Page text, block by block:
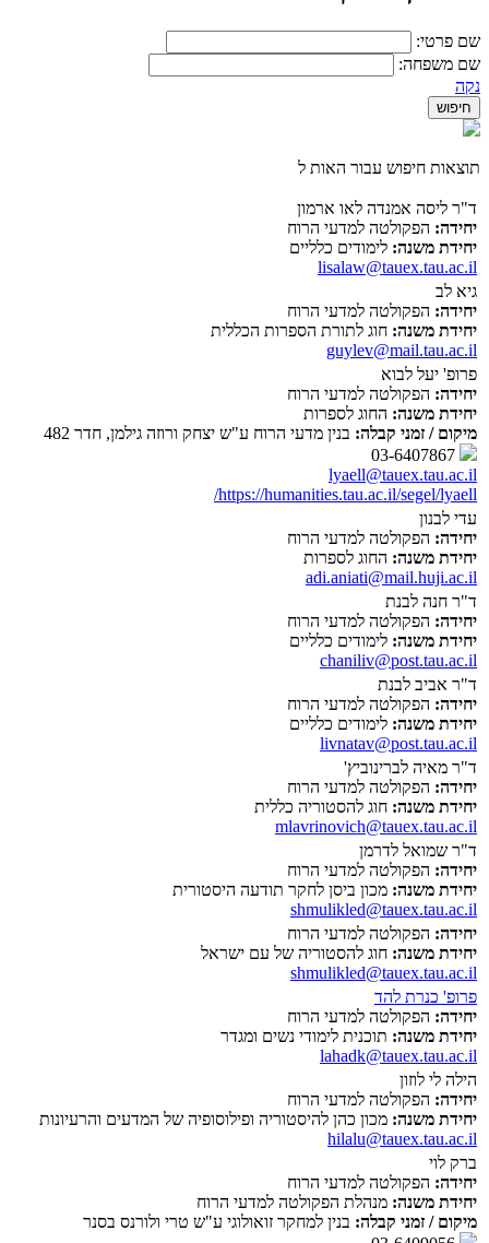
שם פרטי:
שם משפחה:
נקה
תוצאות חיפוש עבור האות ל
ד"ר ליסה אמנדה לאו ארמון
יחידה: הפקולטה למדעי הרוח
יחידת משנה: לימודים כלליים
lisalaw@tauex.tau.ac.il
גיא לב
יחידה: הפקולטה למדעי הרוח
יחידת משנה: חוג לתורת הספרות הכללית
guylev@mail.tau.ac.il
פרופ' יעל לבוא
יחידה: הפקולטה למדעי הרוח
יחידת משנה: החוג לספרות
מיקום / זמני קבלה: בנין מדעי הרוח ע"ש יצחק ורוזה גילמן, חדר 482
lyaell@tauex.tau.ac.il
https://humanities.tau.ac.il/segel/lyaell/
עדי לבנון
יחידה: הפקולטה למדעי הרוח
יחידת משנה: החוג לספרות
adi.aniati@mail.huji.ac.il
ד"ר חנה לבנת
יחידה: הפקולטה למדעי הרוח
יחידת משנה: לימודים כלליים
chaniliv@post.tau.ac.il
ד"ר אביב לבנת
יחידה: הפקולטה למדעי הרוח
יחידת משנה: לימודים כלליים
livnatav@post.tau.ac.il
ד"ר מאיה לברינוביץ'
יחידה: הפקולטה למדעי הרוח
יחידת משנה: חוג להסטוריה כללית
mlavrinovich@tauex.tau.ac.il
ד"ר שמואל לדרמן
יחידה: הפקולטה למדעי הרוח
יחידת משנה: מכון ביסן לחקר תודעה היסטורית
shmulikled@tauex.tau.ac.il
יחידה: הפקולטה למדעי הרוח
יחידת משנה: חוג להסטוריה של עם ישראל
shmulikled@tauex.tau.ac.il
פרופ' כנרת להד
יחידה: הפקולטה למדעי הרוח
יחידת משנה: תוכנית לימודי נשים ומגדר
lahadk@tauex.tau.ac.il
הילה לי לוזון
יחידה: הפקולטה למדעי הרוח
יחידת משנה: מכון כהן להיסטוריה ופילוסופיה של המדעים והרעיונות
hilalu@tauex.tau.ac.il
ברק לוי
יחידה: הפקולטה למדעי הרוח
יחידת משנה: מנהלת הפקולטה למדעי הרוח
מיקום / זמני קבלה: בנין למחקר זואולוגי ע"ש טרי ולורנס בסנר